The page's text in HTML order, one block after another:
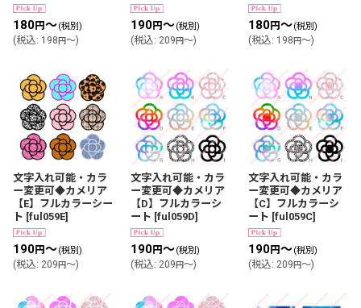
180円～(税別)
(税込: 198 円～)
190円～(税別)
(税込: 209 円～)
180円～(税別)
(税込: 198 円～)
文字入れ可能・カラ
ー変更可◆カメリア
【E】フルカラーシー
ト [ful059E]
190円～(税別)
(税込: 209 円～)
文字入れ可能・カラ
ー変更可◆カメリア
【D】フルカラーシ
ート [ful059D]
190円～(税別)
(税込: 209 円～)
文字入れ可能・カラ
ー変更可◆カメリア
【C】フルカラーシ
ート [ful059C]
190円～(税別)
(税込: 209 円～)